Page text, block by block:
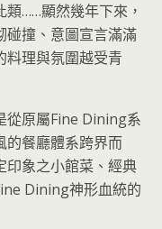
……顯然幾年下來，
碰撞、意圖宣言滿滿
料理與氛圍越受青
從原屬Fine Dining系
的餐廳體系跨界而
印象之小館菜、經典
Dining神形血統的